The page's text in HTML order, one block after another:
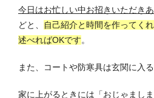
今日はお忙しい中お招きいただき
どと、
自己紹介と時間を作ってく
述べればOKです。
また、コートや防寒具は玄関に入
家に上がるときには「おじゃまし